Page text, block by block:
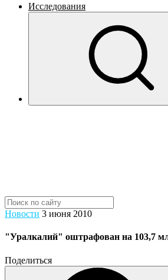
Исследования
Новости 3 июня 2010
"Уралкалий" оштрафован на 103,7
Поделиться